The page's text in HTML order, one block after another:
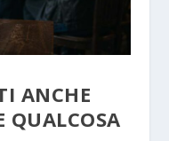
ANCHE
QUALCOSA